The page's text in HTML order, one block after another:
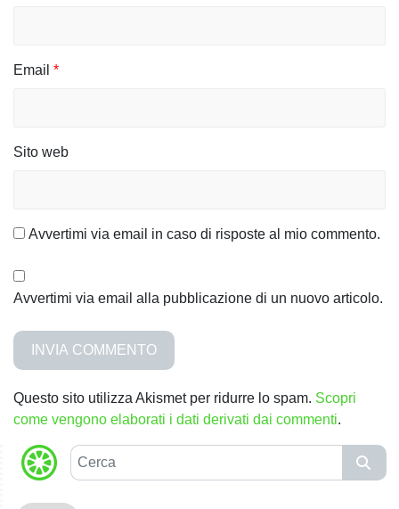
lEmail *
Sito web
Avvertimi via email in caso di risposte al mio commento.
Avvertimi via email alla pubblicazione di un nuovo articolo.
Questo sito utilizza Akismet per ridurre lo spam. Scopri
come vengono elaborati i dati derivati dai commenti.
C
e